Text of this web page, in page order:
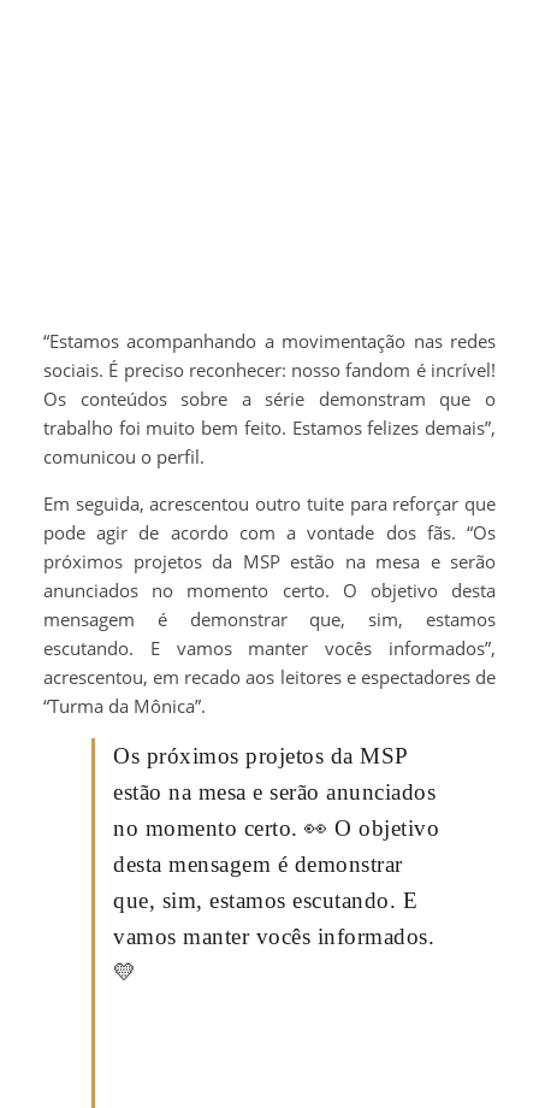
“Estamos acompanhando a movimentação nas redes
sociais. É preciso reconhecer: nosso fandom é incrível!
Os conteúdos sobre a série demonstram que o
trabalho foi muito bem feito. Estamos felizes demais”,
comunicou o perfil.
Em seguida, acrescentou outro tuite para reforçar que
pode agir de acordo com a vontade dos fãs. “Os
próximos projetos da MSP estão na mesa e serão
anunciados no momento certo. O objetivo desta
mensagem é demonstrar que, sim, estamos
escutando. E vamos manter vocês informados”,
acrescentou, em recado aos leitores e espectadores de
“Turma da Mônica”.
Os próximos projetos da MSP
estão na mesa e serão anunciados
no momento certo. 👀 O objetivo
desta mensagem é demonstrar
que, sim, estamos escutando. E
vamos manter vocês informados.
💛